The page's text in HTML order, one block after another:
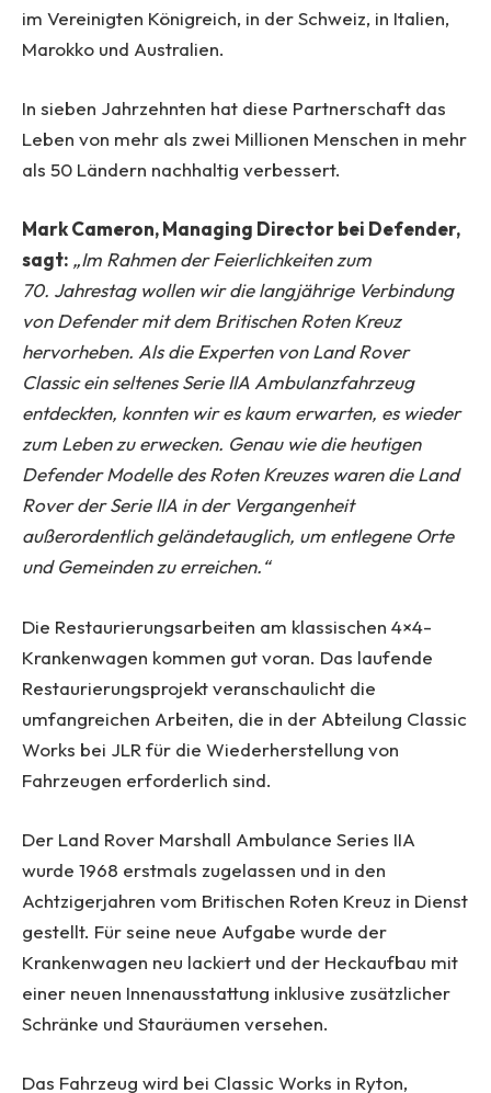
im Vereinigten Königreich, in der Schweiz, in Italien,
Marokko und Australien.
In sieben Jahrzehnten hat diese Partnerschaft das
Leben von mehr als zwei Millionen Menschen in mehr
als 50 Ländern nachhaltig verbessert.
Mark Cameron, Managing Director bei Defender,
sagt: „Im Rahmen der Feierlichkeiten zum
70. Jahrestag wollen wir die langjährige Verbindung
von Defender mit dem Britischen Roten Kreuz
hervorheben. Als die Experten von Land Rover
Classic ein seltenes Serie IIA Ambulanzfahrzeug
entdeckten, konnten wir es kaum erwarten, es wieder
zum Leben zu erwecken. Genau wie die heutigen
Defender Modelle des Roten Kreuzes waren die Land
Rover der Serie IIA in der Vergangenheit
außerordentlich geländetauglich, um entlegene Orte
und Gemeinden zu erreichen.“
Die Restaurierungsarbeiten am klassischen 4×4-
Krankenwagen kommen gut voran. Das laufende
Restaurierungsprojekt veranschaulicht die
umfangreichen Arbeiten, die in der Abteilung Classic
Works bei JLR für die Wiederherstellung von
Fahrzeugen erforderlich sind.
Der Land Rover Marshall Ambulance Series IIA
wurde 1968 erstmals zugelassen und in den
Achtzigerjahren vom Britischen Roten Kreuz in Dienst
gestellt. Für seine neue Aufgabe wurde der
Krankenwagen neu lackiert und der Heckaufbau mit
einer neuen Innenausstattung inklusive zusätzlicher
Schränke und Stauräumen versehen.
Das Fahrzeug wird bei Classic Works in Ryton,